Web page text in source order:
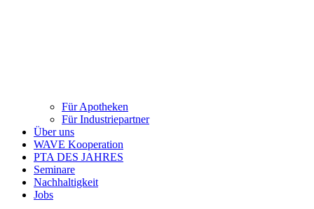
Für Apotheken
Für Industriepartner
Über uns
WAVE Kooperation
PTA DES JAHRES
Seminare
Nachhaltigkeit
Jobs